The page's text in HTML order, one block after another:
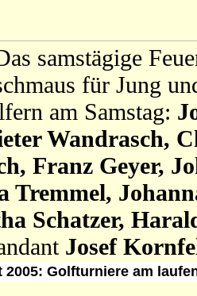
samstägige
für Jung
am Samstag:
Wandrasch,
Franz Geyer,
Tremmel,
Schatzer,
Josef
2005: Golfturniere am